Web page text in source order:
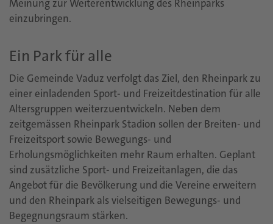
Meinung zur Weiterentwicklung des Rheinparks
einzubringen.
Ein Park für alle
Die Gemeinde Vaduz verfolgt das Ziel, den Rheinpark zu
einer einladenden Sport- und Freizeitdestination für alle
Altersgruppen weiterzuentwickeln. Neben dem
zeitgemässen Rheinpark Stadion sollen der Breiten- und
Freizeitsport sowie Bewegungs- und
Erholungsmöglichkeiten mehr Raum erhalten. Geplant
sind zusätzliche Sport- und Freizeitanlagen, die das
Angebot für die Bevölkerung und die Vereine erweitern
und den Rheinpark als vielseitigen Bewegungs- und
Begegnungsraum stärken.